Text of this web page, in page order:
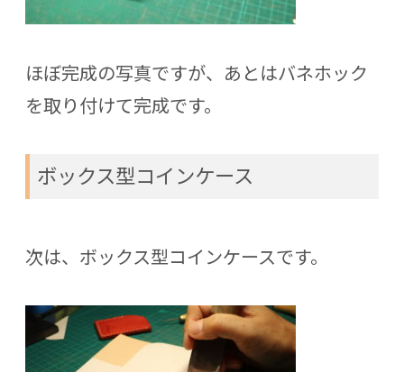
ほぼ完成の写真ですが、あとはバネホック
を取り付けて完成です。
ボックス型コインケース
次は、ボックス型コインケースです。